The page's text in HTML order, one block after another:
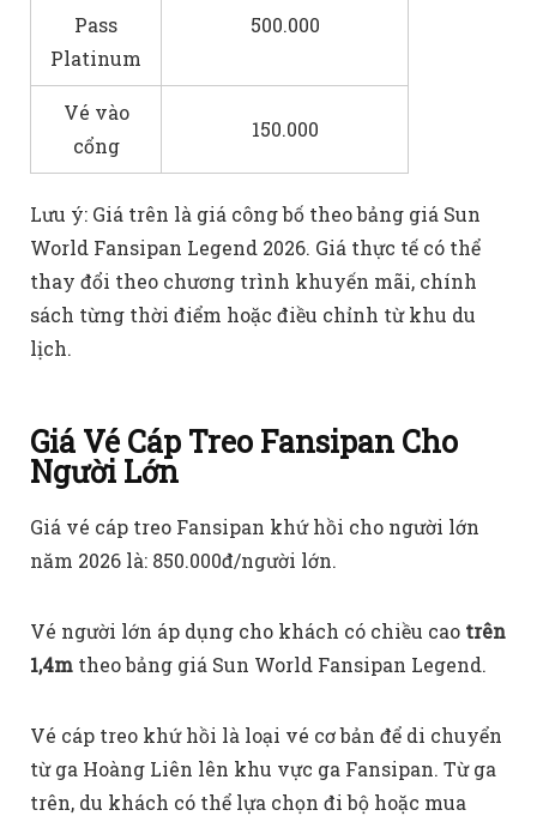
Pass
Platinum
500.000
Vé vào
cổng
150.000
Lưu ý: Giá trên là giá công bố theo bảng giá Sun
World Fansipan Legend 2026. Giá thực tế có thể
thay đổi theo chương trình khuyến mãi, chính
sách từng thời điểm hoặc điều chỉnh từ khu du
lịch.
Giá Vé Cáp Treo Fansipan Cho
Người Lớn
Giá vé cáp treo Fansipan khứ hồi cho người lớn
năm 2026 là: 850.000đ/người lớn.
Vé người lớn áp dụng cho khách có chiều cao trên
1,4m theo bảng giá Sun World Fansipan Legend.
Vé cáp treo khứ hồi là loại vé cơ bản để di chuyển
từ ga Hoàng Liên lên khu vực ga Fansipan. Từ ga
trên, du khách có thể lựa chọn đi bộ hoặc mua